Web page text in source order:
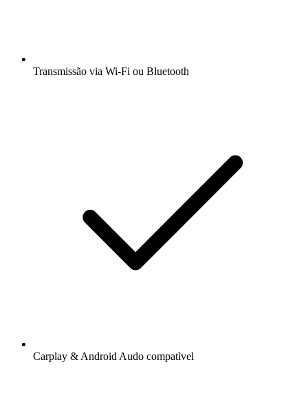
Transmissão via Wi-Fi ou Bluetooth
Carplay & Android Audo compatìvel